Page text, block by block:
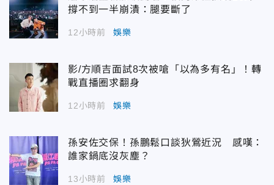
撐不到一半崩潰：腿要斷了
12小時前 娛樂
影/方順吉面試8次被嗆「以為多有名」！轉
戰直播圈求翻身
12小時前 娛樂
孫安佐交保！孫鵬鬆口談狄鶯近況 感嘆：
誰家鍋底沒灰塵？
13小時前 娛樂